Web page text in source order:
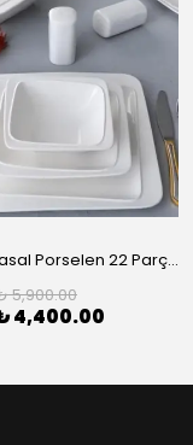
ACAR Masal Porselen 22 Parça Yemek Takımı
5,900.00
4,400.00